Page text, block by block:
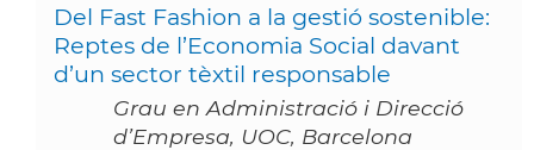
Del Fast Fashion a la gestió sostenible:
Reptes de l’Economia Social davant
d’un sector tèxtil responsable
Grau en Administració i Direcció
d’Empresa, UOC, Barcelona